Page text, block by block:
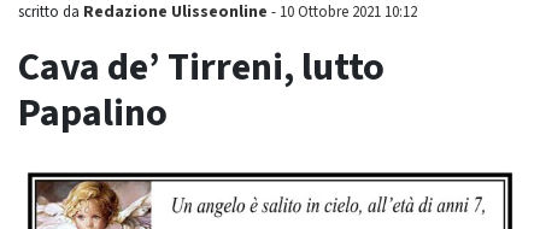
scritto da Redazione Ulisseonline - 10 Ottobre 2021 10:12
Cava de’ Tirreni, lutto
Papalino